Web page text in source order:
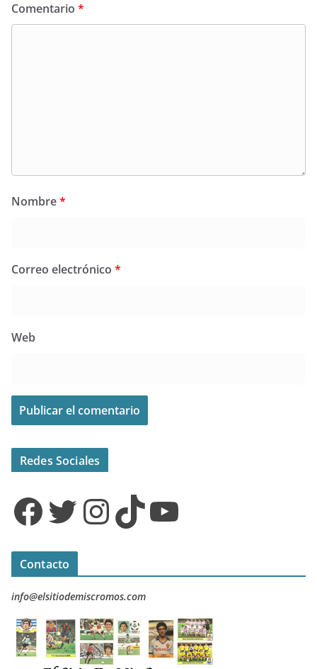
Comentario *
Nombre*
Correo electrónico *
Web
Redes Sociales
Facebook Twitter InstagramTikTok YouTube
Contacto
info@elsitiodemiscromos.com